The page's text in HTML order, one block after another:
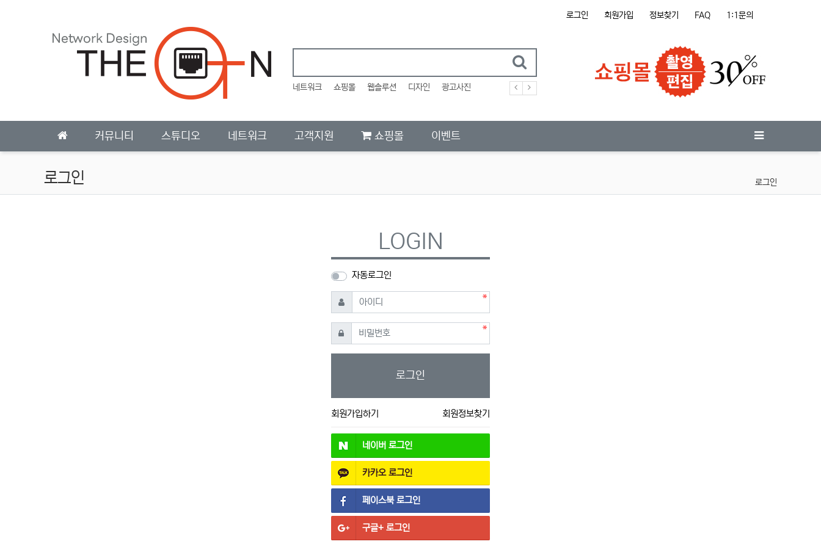
로그인 회원가입 정보찾기 FAQ 1:1문의
네트워크 쇼핑몰 웹솔루션 디자인 광고사진
커뮤니티 스튜디오 네트워크 고객지원 쇼핑몰 이벤트
로그인 로그인
LOGIN
자동로그인
아이디 필수
비밀번호필수
로그인
회원가입하기 회원정보찾기
네이버 로그인
카카오로그인
페이스북로그인
구글+ 로그인